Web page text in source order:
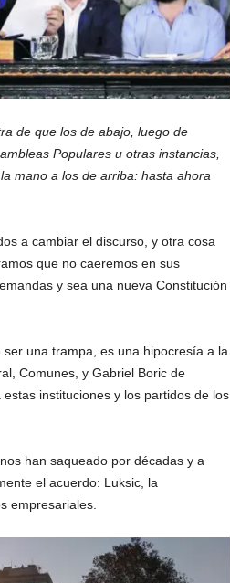
de que los de abajo, luego de
Populares u otras instancias,
mano a los de arriba: hasta ahora
a cambiar el discurso, y otra cosa
que no caeremos en sus
y sea una nueva Constitución
una trampa, es una hipocresía a la
Comunes, y Gabriel Boric de
instituciones y los partidos de los
han saqueado por décadas y a
el acuerdo: Luksic, la
empresariales.